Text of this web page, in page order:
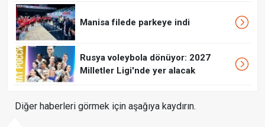
Manisa filede parkeye indi
Rusya voleybola dönüyor: 2027
Milletler Ligi'nde yer alacak
Diğer haberleri görmek için aşağıya kaydırın.